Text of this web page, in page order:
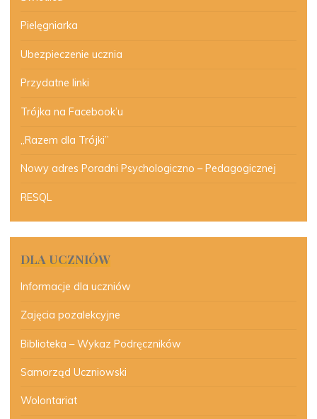
Pielęgniarka
Ubezpieczenie ucznia
Przydatne linki
Trójka na Facebook’u
„Razem dla Trójki”
Nowy adres Poradni Psychologiczno – Pedagogicznej
RESQL
DLA UCZNIÓW
Informacje dla uczniów
Zajęcia pozalekcyjne
Biblioteka – Wykaz Podręczników
Samorząd Uczniowski
Wolontariat